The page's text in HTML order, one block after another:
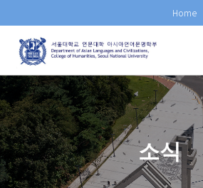
로
메
뉴
Home
소식